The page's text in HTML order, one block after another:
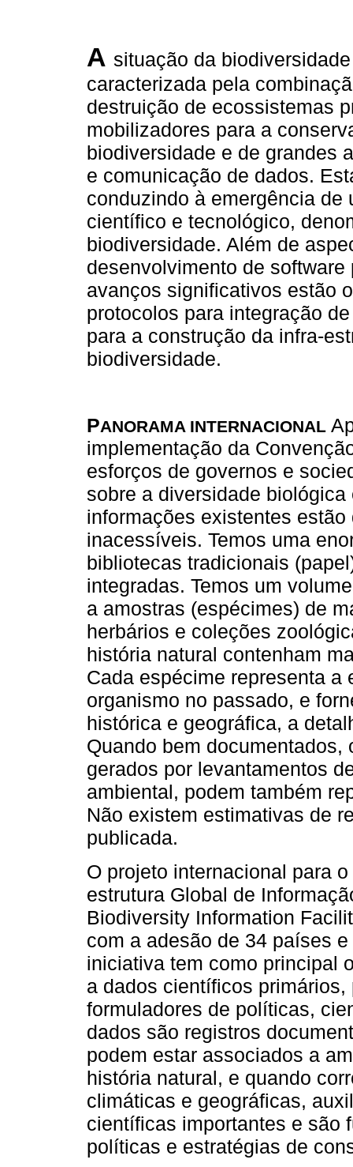
A situação da
caracterizada pela
destruição de ecossistemas
mobilizadores para a
biodiversidade e de grandes
e comunicação de dados.
conduzindo à emergência
científico e tecnológico,
biodiversidade. Além de
desenvolvimento de
avanços significativos estão
protocolos para integração
para a construção da infra-
biodiversidade.
PANORAMA INTERNACIONAL
implementação da
esforços de governos e
sobre a diversidade
informações existentes
inacessíveis. Temos uma
bibliotecas tradicionais
integradas. Temos um
a amostras (espécimes) de
herbários e coleções
história natural contenham
Cada espécime representa
organismo no passado, e
histórica e geográfica, a
Quando bem
gerados por levantamentos
ambiental, podem também
Não existem estimativas de
publicada.
O projeto internacional para
estrutura Global de
Biodiversity Information
com a adesão de 34 países
iniciativa tem como principal
a dados científicos
formuladores de políticas,
dados são registros
podem estar associados a
história natural, e quando
climáticas e geográficas,
científicas importantes e são
políticas e estratégias de